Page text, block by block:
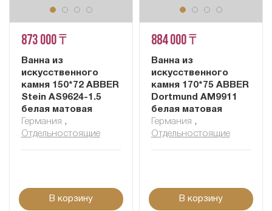
873 000 ₸
Ванна из
искусственного
камня 150*72 ABBER
Stein AS9624-1.5
белая матовая
Германия ,
Отдельностоящие
В корзину
884 000 ₸
Ванна из
искусственного
камня 170*75 ABBER
Dortmund AM9911
белая матовая
Германия ,
Отдельностоящие
В корзину